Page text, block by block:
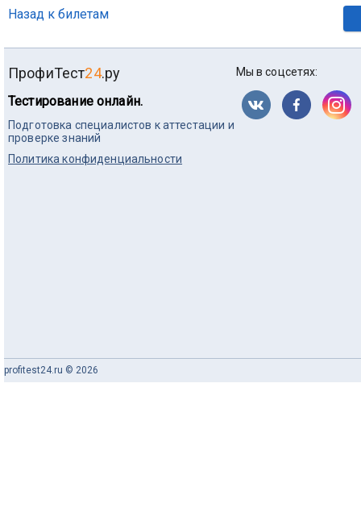
Назад к билетам
ПрофиТест24.ру
Тестирование онлайн.
Подготовка специалистов к аттестации и
проверке знаний
Политика конфиденциальности
Мы в соцсетях:
profitest24.ru © 2026